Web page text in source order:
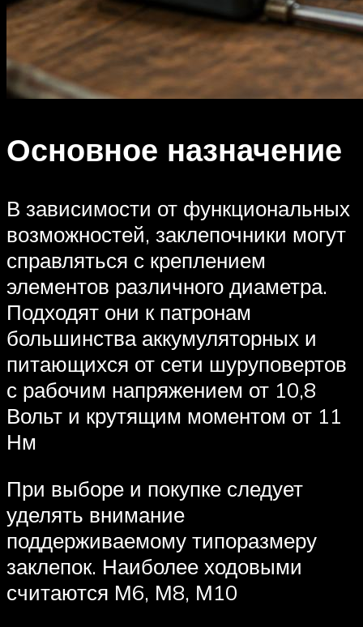
Основное назначение
В зависимости от функциональных
возможностей, заклепочники могут
справляться с креплением
элементов различного диаметра.
Подходят они к патронам
большинства аккумуляторных и
питающихся от сети шуруповертов
с рабочим напряжением от 10,8
Вольт и крутящим моментом от 11
Нм
При выборе и покупке следует
уделять внимание
поддерживаемому типоразмеру
заклепок. Наиболее ходовыми
считаются М6, М8, М10